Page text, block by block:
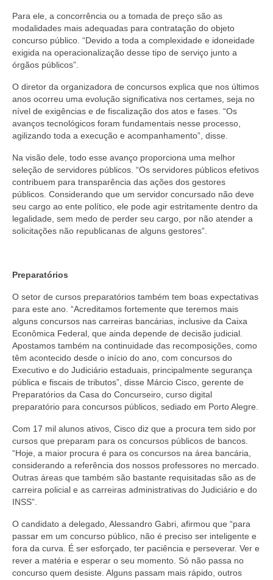
Para ele, a concorrência ou a tomada de preço são as
modalidades mais adequadas para contratação do objeto
concurso público. “Devido a toda a complexidade e idoneidade
exigida na operacionalização desse tipo de serviço junto a
órgãos públicos”.
O diretor da organizadora de concursos explica que nos últimos
anos ocorreu uma evolução significativa nos certames, seja no
nível de exigências e de fiscalização dos atos e fases. “Os
avanços tecnológicos foram fundamentais nesse processo,
agilizando toda a execução e acompanhamento”, disse.
Na visão dele, todo esse avanço proporciona uma melhor
seleção de servidores públicos. “Os servidores públicos efetivos
contribuem para transparência das ações dos gestores
públicos. Considerando que um servidor concursado não deve
seu cargo ao ente político, ele pode agir estritamente dentro da
legalidade, sem medo de perder seu cargo, por não atender a
solicitações não republicanas de alguns gestores”.
Preparatórios
O setor de cursos preparatórios também tem boas expectativas
para este ano. “Acreditamos fortemente que teremos mais
alguns concursos nas carreiras bancárias, inclusive da Caixa
Econômica Federal, que ainda depende de decisão judicial.
Apostamos também na continuidade das recomposições, como
têm acontecido desde o início do ano, com concursos do
Executivo e do Judiciário estaduais, principalmente segurança
pública e fiscais de tributos”, disse Márcio Cisco, gerente de
Preparatórios da Casa do Concurseiro, curso digital
preparatório para concursos públicos, sediado em Porto Alegre.
Com 17 mil alunos ativos, Cisco diz que a procura tem sido por
cursos que preparam para os concursos públicos de bancos.
“Hoje, a maior procura é para os concursos na área bancária,
considerando a referência dos nossos professores no mercado.
Outras áreas que também são bastante requisitadas são as de
carreira policial e as carreiras administrativas do Judiciário e do
INSS”.
O candidato a delegado, Alessandro Gabri, afirmou que “para
passar em um concurso público, não é preciso ser inteligente e
fora da curva. É ser esforçado, ter paciência e perseverar. Ver e
rever a matéria e esperar o seu momento. Só não passa no
concurso quem desiste. Alguns passam mais rápido, outros